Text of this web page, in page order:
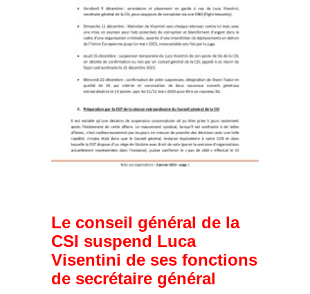
Le conseil général de la
CSI suspend Luca
Visentini de ses fonctions
de secrétaire général